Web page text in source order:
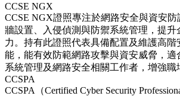
CCSE NGX
CCSE NGX證照專注於網路安全與資安防
牆設置、入侵偵測與防禦系統管理，提升
力。持有此證照代表具備配置及維護高階
能，能有效防範網路攻擊與資安威脅，適
系統管理及網路安全相關工作者，增強職
CCSPA
CCSPA（Certified Cyber Security